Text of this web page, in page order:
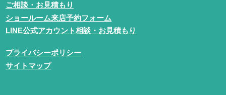
ご相談・お見積もり
ショールーム来店予約フォーム
LINE公式アカウント相談・お見積もり
プライバシーポリシー
サイトマップ